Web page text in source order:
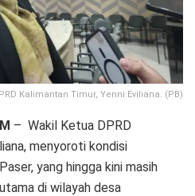
Kalimantan Timur, Yenni Eviliana. (PB)
– Wakil Ketua DPRD
menyoroti kondisi
yang hingga kini masih
di wilayah desa